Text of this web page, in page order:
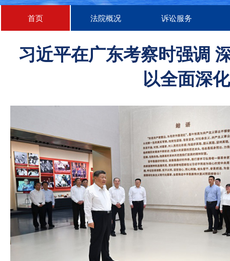
首页 法院概况 诉讼服务
习近平在广东考察时强调
以全面深